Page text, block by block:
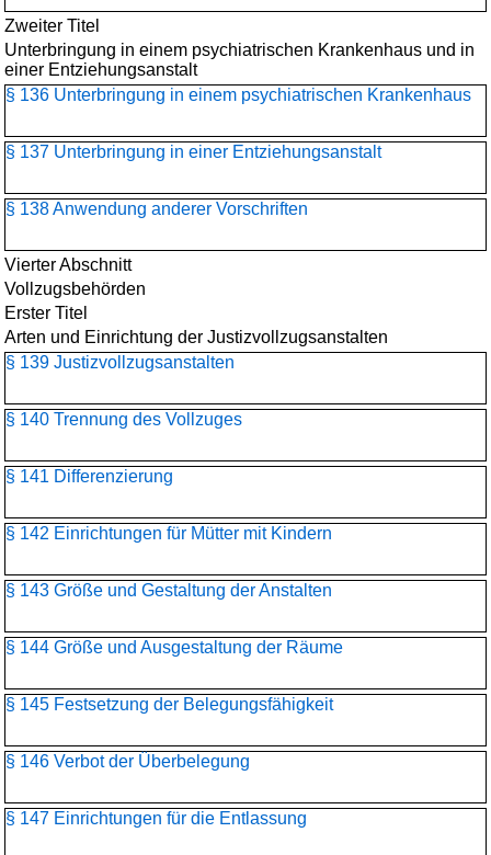
Zweiter Titel
Unterbringung in einem psychiatrischen Krankenhaus und in
einer Entziehungsanstalt
§ 136 Unterbringung in einem psychiatrischen Krankenhaus
§ 137 Unterbringung in einer Entziehungsanstalt
§ 138 Anwendung anderer Vorschriften
Vierter Abschnitt
Vollzugsbehörden
Erster Titel
Arten und Einrichtung der Justizvollzugsanstalten
§ 139 Justizvollzugsanstalten
§ 140 Trennung des Vollzuges
§ 141 Differenzierung
§ 142 Einrichtungen für Mütter mit Kindern
§ 143 Größe und Gestaltung der Anstalten
§ 144 Größe und Ausgestaltung der Räume
§ 145 Festsetzung der Belegungsfähigkeit
§ 146 Verbot der Überbelegung
§ 147 Einrichtungen für die Entlassung